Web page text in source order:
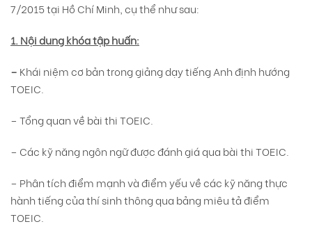
7/2015 tại Hồ Chí Minh, cụ thể như sau:
1. Nội dung khóa tập huấn:
– Khái niệm cơ bản trong giảng dạy tiếng Anh định hướng
TOEIC.
– Tổng quan về bài thi TOEIC.
– Các kỹ năng ngôn ngữ được đánh giá qua bài thi TOEIC.
– Phân tích điểm mạnh và điểm yếu về các kỹ năng thực
hành tiếng của thí sinh thông qua bảng miêu tả điểm
TOEIC.